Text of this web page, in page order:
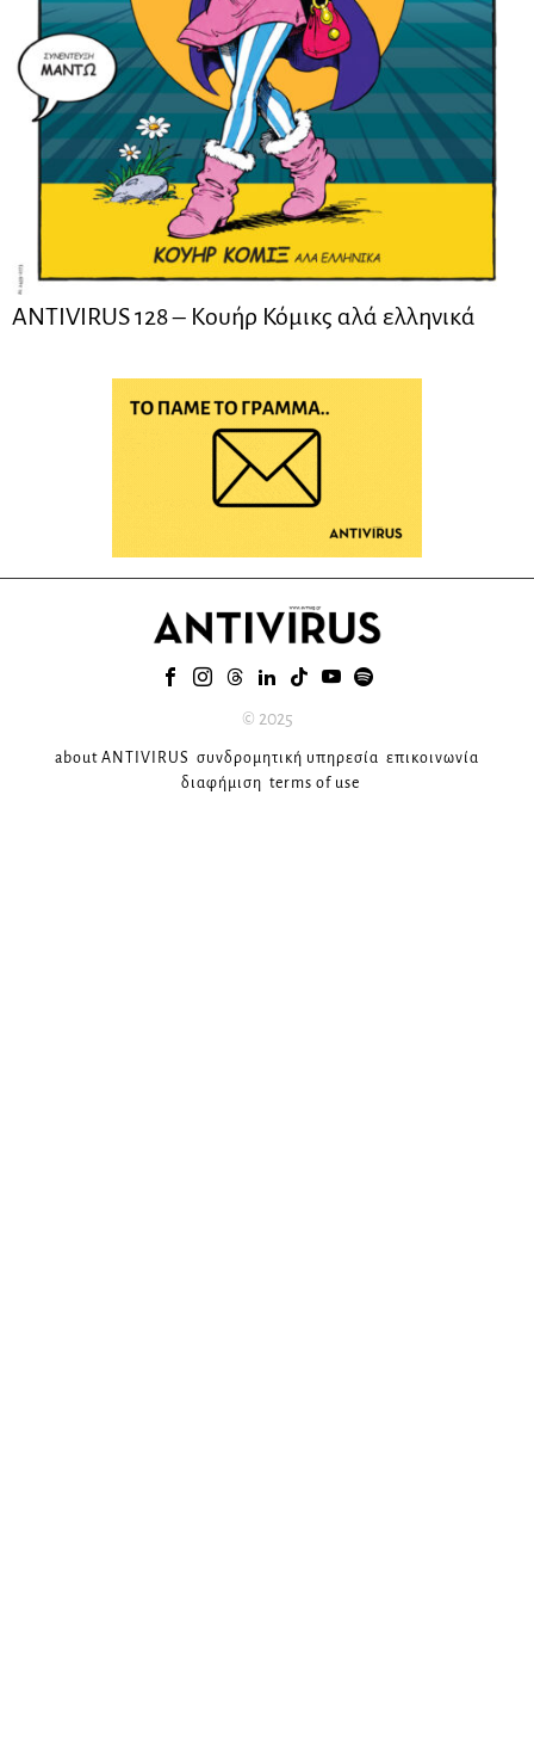
ANTIVIRUS 128 – Kουήρ Κόμικς αλά ελληνικά
© 2025
about ANTIVIRUS συνδρομητική υπηρεσία επικοινωνία
διαφήμιση terms of use